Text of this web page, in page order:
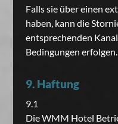
Falls sie über einen
haben, kann die
entsprechenden
Bedingungen erfolgen.
9. Haftung
9.1
Die WMM Hotel